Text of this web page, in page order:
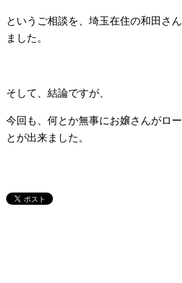
というご相談を、埼玉在住の和田さ
ました。
そして、結論ですが、
今回も、何とか無事にお嬢さんがロ
とが出来ました。